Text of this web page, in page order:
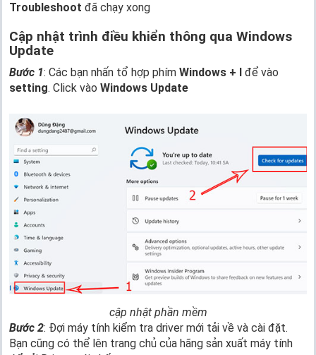
Troubleshoot đã chạy xong
Cập nhật trình điều khiển thông qua Windows
Update
Bước 1: Các bạn nhấn tổ hợp phím Windows + I
để vào
setting. Click vào Windows Update
cập nhật phần mềm
Bước 2: Đợi máy tính kiểm tra driver mới tải về và cài đặt.
Bạn cũng có thể lên trang chủ của hãng sản xuất máy tính